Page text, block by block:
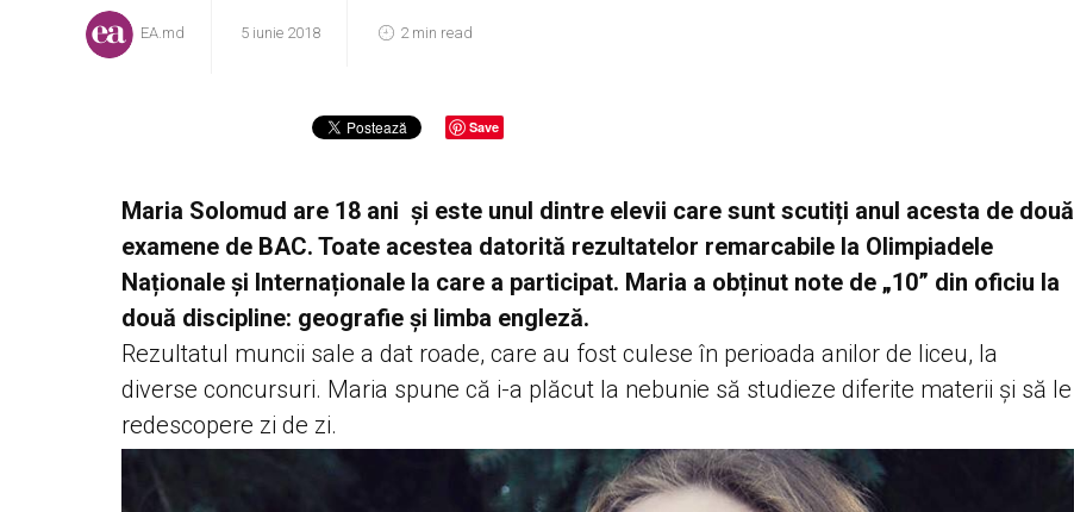
EA.md 5 iunie 2018 2 min read
Save
Maria Solomud are 18 ani și este unul dintre elevii care sunt scutiți anul acesta de două
examene de BAC. Toate acestea datorită rezultatelor remarcabile la Olimpiadele
Naționale și Internaționale la care a participat. Maria a obținut note de „10” din oficiu la
două discipline: geografie și limba engleză.
Rezultatul muncii sale a dat roade, care au fost culese în perioada anilor de liceu, la
diverse concursuri. Maria spune că i-a plăcut la nebunie să studieze diferite materii și să le
redescopere zi de zi.